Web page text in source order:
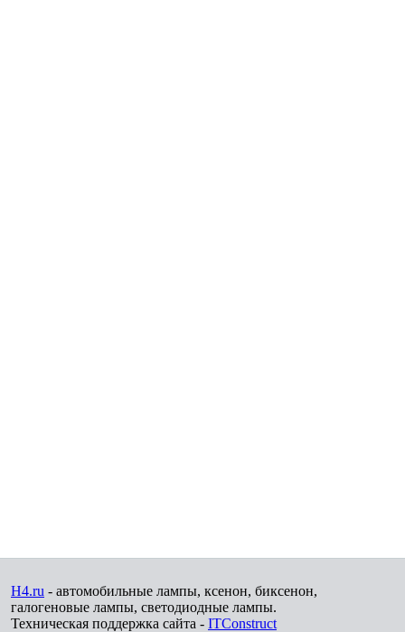
H4.ru - автомобильные лампы, ксенон, биксенон,
галогеновые лампы, светодиодные лампы.
Техническая поддержка сайта - ITConstruct